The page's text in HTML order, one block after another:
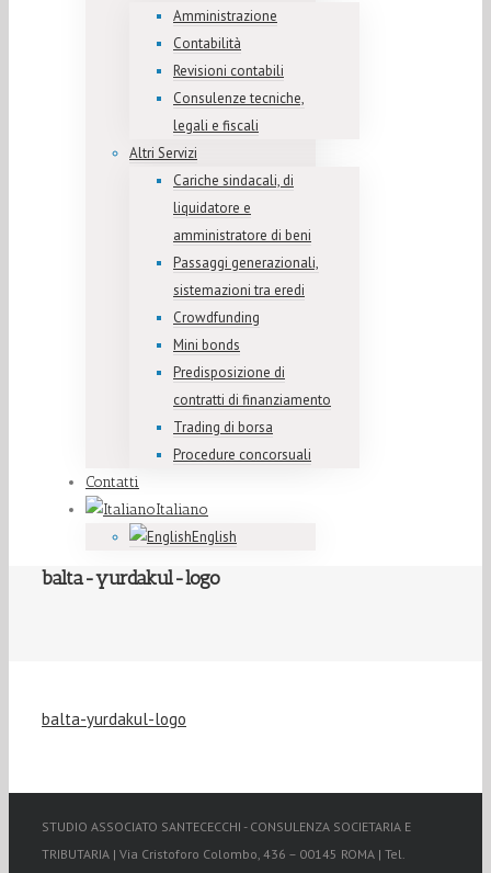
Amministrazione
Contabilità
Revisioni contabili
Consulenze tecniche,
legali e fiscali
Altri Servizi
Cariche sindacali, di
liquidatore e
amministratore di beni
Passaggi generazionali,
sistemazioni tra eredi
Crowdfunding
Mini bonds
Predisposizione di
contratti di finanziamento
Trading di borsa
Procedure concorsuali
Contatti
Italiano
English
balta-yurdakul-logo
balta-yurdakul-logo
STUDIO ASSOCIATO SANTECECCHI - CONSULENZA SOCIETARIA E
TRIBUTARIA | Via Cristoforo Colombo, 436 – 00145 ROMA | Tel.